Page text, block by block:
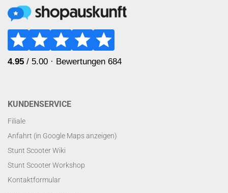
KUNDENSERVICE
Filiale
Anfahrt (in Google Maps anzeigen)
Stunt Scooter Wiki
Stunt Scooter Workshop
Kontaktformular